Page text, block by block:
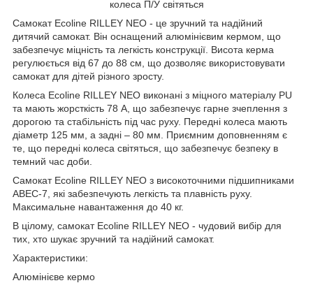
колеса П/У світяться
Самокат Ecoline RILLEY NEO - це зручний та надійний
дитячий самокат. Він оснащений алюмінієвим кермом, що
забезпечує міцність та легкість конструкції. Висота керма
регулюється від 67 до 88 см, що дозволяє використовувати
самокат для дітей різного зросту.
Колеса Ecoline RILLEY NEO виконані з міцного матеріалу PU
та мають жорсткість 78 А, що забезпечує гарне зчеплення з
дорогою та стабільність під час руху. Передні колеса мають
діаметр 125 мм, а задні – 80 мм. Приємним доповненням є
те, що передні колеса світяться, що забезпечує безпеку в
темний час доби.
Самокат Ecoline RILLEY NEO з високоточними підшипниками
ABEC-7, які забезпечують легкість та плавність руху.
Максимальне навантаження до 40 кг.
В цілому, самокат Ecoline RILLEY NEO - чудовий вибір для
тих, хто шукає зручний та надійний самокат.
Характеристики:
Алюмінієве кермо